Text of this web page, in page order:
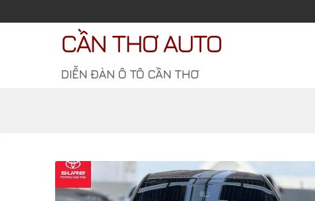
đến
CẦN THƠ AUTO
DIỄN ĐÀN Ô TÔ CẦN THƠ